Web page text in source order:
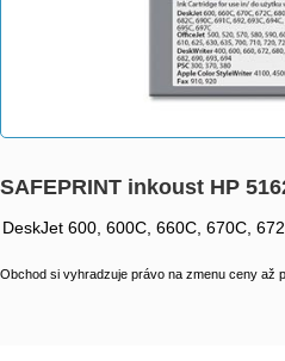
SAFEPRINT inkoust HP
DeskJet 600, 600C, 660C, 670C,
Obchod si vyhradzuje právo na zmenu ceny až